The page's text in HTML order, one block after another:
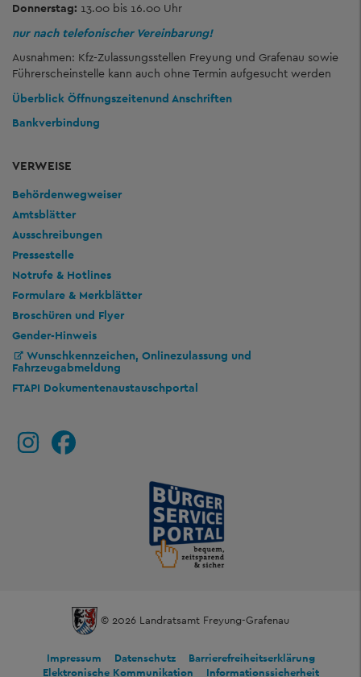
Donnerstag: 13.00 bis 16.00 Uhr
nur nach telefonischer Vereinbarung!
Ausnahmen: Kfz-Zulassungsstellen Freyung und Grafenau sowie
Führerscheinstelle kann auch ohne Termin aufgesucht werden
Überblick Öffnungszeitenund Anschriften
Bankverbindung
VERWEISE
Behördenwegweiser
Amtsblätter
Ausschreibungen
Pressestelle
Notrufe & Hotlines
Formulare & Merkblätter
Broschüren und Flyer
Gender-Hinweis
Wunschkennzeichen, Onlinezulassung und
Fahrzeugabmeldung
FTAPI Dokumentenaustauschportal
© 2026 Landratsamt Freyung-Grafenau
Impressum Datenschutz
Barrierefreiheitserklärung
Elektronische Kommunikation
Informationssicherheit